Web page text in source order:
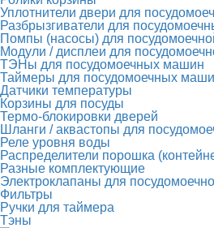
Уплотнители двери для
Разбрызгиватели для
Помпы (насосы) для
Модули / дисплеи для
ТЭНы для посудомоечных машин
Таймеры для посудомоечных
Датчики температуры
Корзины для посуды
Термо-блокировки дверей
Шланги / аквастопы для
Реле уровня воды
Распределители порошка
Разные комплектующие
Электроклапаны для
Фильтры
Ручки для таймера
Тэны